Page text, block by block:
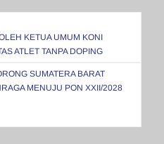
KETUA UMUM KONI
ATLET TANPA DOPING
SUMATERA BARAT
MENUJU PON XXII/2028